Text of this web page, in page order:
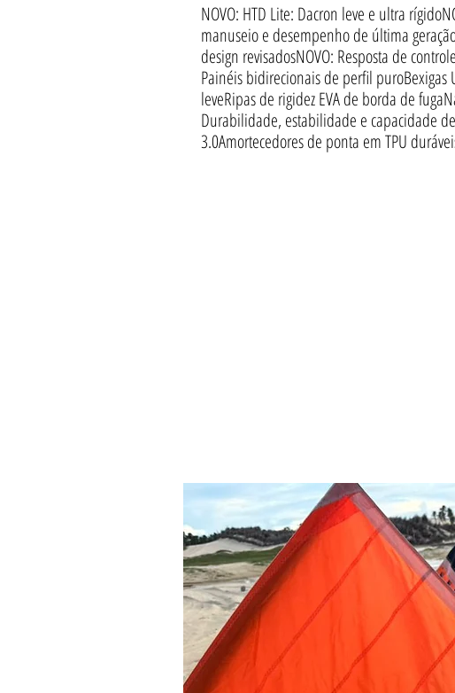
NOVO: HTD Lite: Dacron leve e ultra
manuseio e desempenho de última
design revisadosNOVO: Resposta de
Painéis bidirecionais de perfil
leveRipas de rigidez EVA de borda de
Durabilidade, estabilidade e capacidade
3.0Amortecedores de ponta em TPU